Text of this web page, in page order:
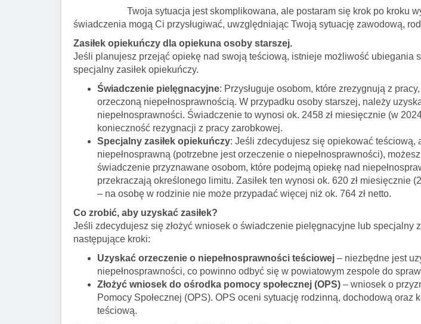
Twoja sytuacja jest skomplikowana, ale postaram się krok po kroku
świadczenia mogą Ci przysługiwać, uwzględniając Twoją sytuację zawodową,
Zasiłek opiekuńczy dla opiekuna osoby starszej.
Jeśli planujesz przejąć opiekę nad swoją teściową, istnieje możliwość ubiegania
specjalny zasiłek opiekuńczy.
Świadczenie pielęgnacyjne: Przysługuje osobom, które zrezygnują z
orzeczoną niepełnosprawnością. W przypadku osoby starszej, należy
niepełnosprawności. Świadczenie to wynosi ok. 2458 zł miesięcznie (w
konieczność rezygnacji z pracy zarobkowej.
Specjalny zasiłek opiekuńczy: Jeśli zdecydujesz się opiekować
niepełnosprawną (potrzebne jest orzeczenie o niepełnosprawności),
świadczenie przyznawane osobom, które podejmą opiekę nad
przekraczają określonego limitu. Zasiłek ten wynosi ok. 620 zł miesięcznie
– na osobę w rodzinie nie może przypadać więcej niż ok. 764 zł netto.
Co zrobić, aby uzyskać zasiłek?
Jeśli zdecydujesz się złożyć wniosek o świadczenie pielęgnacyjne lub specjalny
następujące kroki:
Uzyskać orzeczenie o niepełnosprawności teściowej – niezbędne jest
niepełnosprawności, co powinno odbyć się w powiatowym zespole do
Złożyć wniosek do ośrodka pomocy społecznej (OPS) – wniosek o
Pomocy Społecznej (OPS). OPS oceni sytuację rodzinną, dochodową oraz
teściową.